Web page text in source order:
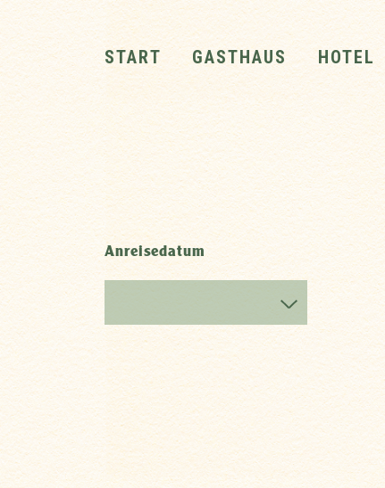
START GASTHAUS HOTEL
Anreisedatum